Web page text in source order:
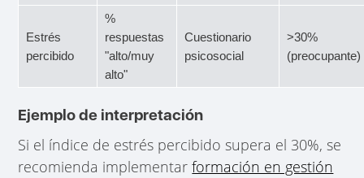
Estrés
percibido
%
respuestas
"alto/muy
alto"
Cuestionario
psicosocial
>30%
(preocupante)
Ejemplo de interpretación
Si el índice de estrés percibido supera el 30%, se
recomienda implementarformación en gestión